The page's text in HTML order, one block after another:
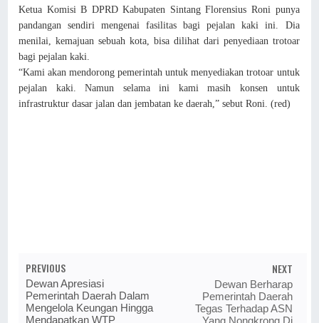
Ketua Komisi B DPRD Kabupaten Sintang Florensius Roni punya
pandangan sendiri mengenai fasilitas bagi pejalan kaki ini. Dia
menilai, kemajuan sebuah kota, bisa dilihat dari penyediaan trotoar
bagi pejalan kaki.
“Kami akan mendorong pemerintah untuk menyediakan trotoar untuk
pejalan kaki. Namun selama ini kami masih konsen untuk
infrastruktur dasar jalan dan jembatan ke daerah,” sebut Roni. (red)
PREVIOUS
Dewan Apresiasi
Pemerintah Daerah Dalam
Mengelola Keungan Hingga
Mendapatkan WTP
NEXT
Dewan Berharap
Pemerintah Daerah
Tegas Terhadap ASN
Yang Nongkrong Di